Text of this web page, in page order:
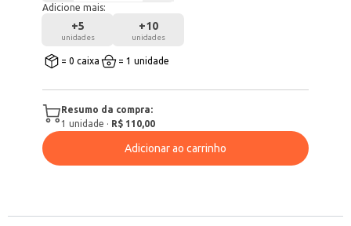
Adicione mais:
+5
unidades
+10
unidades
= 0 caixa = 1 unidade
Resumo da compra:
1 unidade · R$ 110,00
Adicionar ao carrinho